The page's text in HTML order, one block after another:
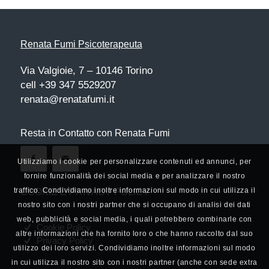
Renata Fumi Psicoterapeuta
Via Valgioie, 7 – 10146 Torino
cell +39 347 5529207
renata@renatafumi.it
Resta in Contatto con Renata Fumi
COOKIE E PRIVACY POLICY
Cookie Policy
Privacy Policy
Utilizziamo i cookie per personalizzare contenuti ed annunci, per
fornire funzionalità dei social media e per analizzare il nostro
traffico. Condividiamo inoltre informazioni sul modo in cui utilizza il
nostro sito con i nostri partner che si occupano di analisi dei dati
web, pubblicità e social media, i quali potrebbero combinarle con
altre informazioni che ha fornito loro o che hanno raccolto dal suo
utilizzo dei loro servizi. Condividiamo inoltre informazioni sul modo
in cui utilizza il nostro sito con i nostri partner (anche con sede extra